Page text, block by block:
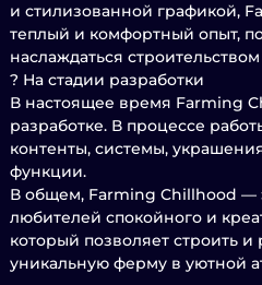
и стилизованной графикой,
теплый и комфортный опыт,
наслаждаться
?️ На стадии разработки
В настоящее время Farming
разработке. В процессе
контенты, системы,
функции.
В общем, Farming Chillhood —
любителей спокойного и
который позволяет строить и
уникальную ферму в уютной